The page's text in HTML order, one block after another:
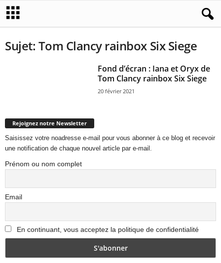
Sujet: Tom Clancy rainbox Six Siege
Fond d’écran : Iana et Oryx de
Tom Clancy rainbox Six Siege
20 février 2021
Rejoignez notre Newsletter
Saisissez votre noadresse e-mail pour vous abonner à ce blog et recevoir
une notification de chaque nouvel article par e-mail.
Prénom ou nom complet
Email
En continuant, vous acceptez la politique de confidentialité